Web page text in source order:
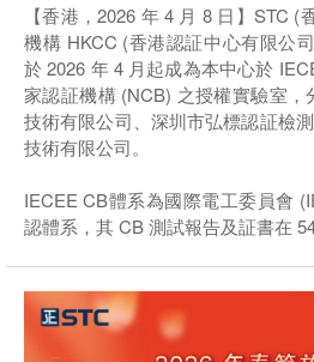
【香港，2026 年 4 月 8 日】STC
機構 HKCC (香港認証中心有限公
於 2026 年 4 月起成為本中心於
家認証機構 (NCB) 之授權實驗室
技術有限公司、深圳市弘標認証檢
技術有限公司。
IECEE CB體系為國際電工委員會
認體系，其 CB 測試報告及証書在